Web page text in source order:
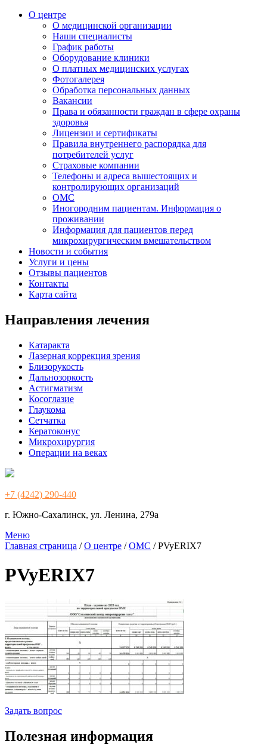
О центре
О медицинской организации
Наши специалисты
График работы
Оборудование клиники
О платных медицинских услугах
Фотогалерея
Обработка персональных данных
Вакансии
Права и обязанности граждан в сфере охраны
здоровья
Лицензии и сертификаты
Правила внутреннего распорядка для
потребителей услуг
Страховые компании
Телефоны и адреса вышестоящих и
контролирующих организаций
ОМС
Иногородним пациентам. Информация о
проживании
Информация для пациентов перед
микрохирургическим вмешательством
Новости и события
Услуги и цены
Отзывы пациентов
Контакты
Карта сайта
Направления лечения
Катаракта
Лазерная коррекция зрения
Близорукость
Дальнозоркость
Астигматизм
Косоглазие
Глаукома
Сетчатка
Кератоконус
Микрохирургия
Операции на веках
+7 (4242) 290-440
г. Южно-Сахалинск, ул. Ленина, 279а
Меню
Главная страница /О центре /ОМС /PVyERIX7
PVyERIX7
Задать вопрос
Полезная информация